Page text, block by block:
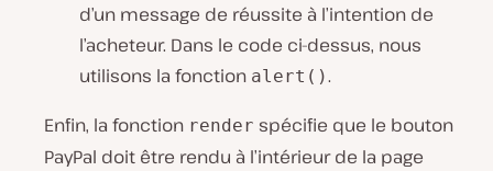
d’un message de réussite à l’intention de
l’acheteur. Dans le code ci-dessus, nous
utilisons la fonction alert().
Enfin, la fonction render spécifie que le bouton
PayPal doit être rendu à l’intérieur de la page